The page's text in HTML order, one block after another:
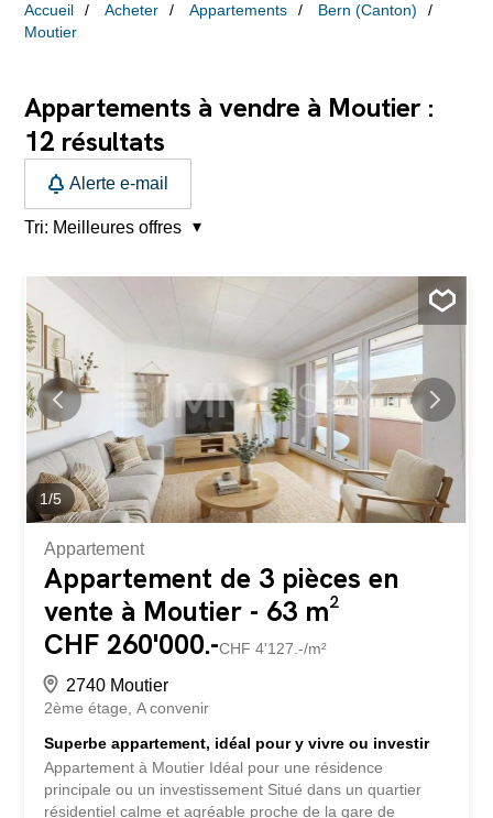
Accueil Acheter Appartements
Bern (Canton)
Moutier
Appartements à vendre à Moutier :
12 résultats
Alerte e-mail
Tri: Meilleures offres
1/5
Appartement
Appartement de 3 pièces en
vente à Moutier - 63 m²
CHF 260'000.-CHF 4'127.-/m²
2740 Moutier
2ème étage A convenir
Superbe appartement, idéal pour y vivre ou investir
Appartement à Moutier Idéal pour une résidence
principale ou un investissement Situé dans un quartier
résidentiel calme et agréable proche de la gare de